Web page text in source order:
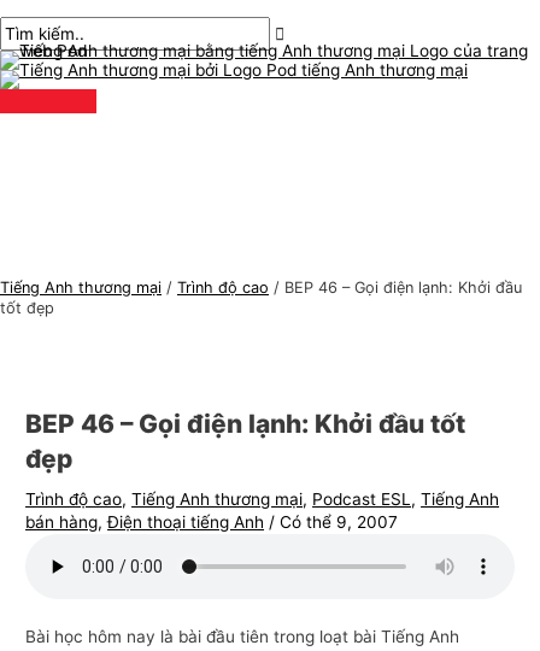
đến
nội
dung
đơn
chính
Tiếng Anh thương mại / Trình độ cao / BEP 46 – Gọi điện lạnh: Khởi đầu
tốt đẹp
BEP 46 – Gọi điện lạnh: Khởi đầu tốt
đẹp
Trình độ cao,Tiếng Anh thương mại, Podcast ESL ,Tiếng Anh
bán hàng,Điện thoại tiếng Anh /Có thể 9, 2007
Bài học hôm nay là bài đầu tiên trong loạt bài Tiếng Anh
chuyển
hướng
ở
đây..
mail*
C
h
ủ
đ
g
t
h
ư
ơ
m
T
ì
m
k